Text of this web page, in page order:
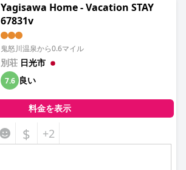
Yagisawa Home - Vacation STAY
67831v
鬼怒川温泉から0.6マイル
別荘 日光市
7.6 良い
料金を表示
$ +2